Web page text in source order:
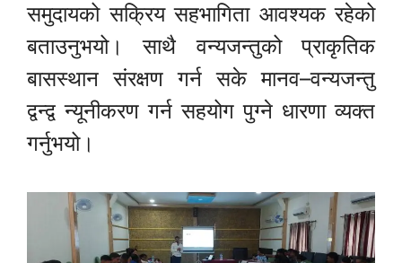
समुदायको सक्रिय सहभागिता आवश्यक रहेको
बताउनुभयो। साथै वन्यजन्तुको प्राकृतिक
बासस्थान संरक्षण गर्न सके मानव–वन्यजन्तु
द्वन्द्व न्यूनीकरण गर्न सहयोग पुग्ने धारणा व्यक्त
गर्नुभयो।